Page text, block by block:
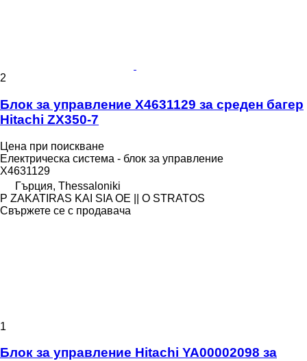
2
Блок за управление Χ4631129 за среден багер
Hitachi ZX350-7
Цена при поискване
Електрическа система - блок за управление
Χ4631129
Гърция, Thessaloniki
P ZAKATIRAS KAI SIA OE || O STRATOS
Свържете се с продавача
1
Блок за управление Hitachi YA00002098 за